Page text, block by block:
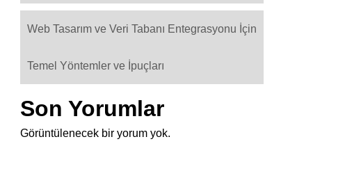
Web Tasarım ve Veri Tabanı Entegrasyonu İçin
Temel Yöntemler ve İpuçları
Son Yorumlar
Görüntülenecek bir yorum yok.